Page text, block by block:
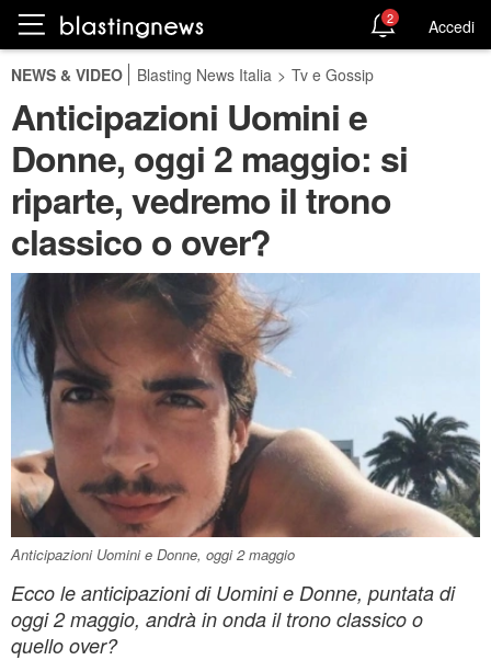
2 Accedi
NEWS & VIDEO Blasting News Italia > Tv e Gossip
Anticipazioni Uomini e
Donne, oggi 2 maggio: si
riparte, vedremo il trono
classico o over?
Anticipazioni Uomini e Donne, oggi 2 maggio
Ecco le anticipazioni di Uomini e Donne, puntata di
oggi 2 maggio, andrà in onda il trono classico o
quello over?